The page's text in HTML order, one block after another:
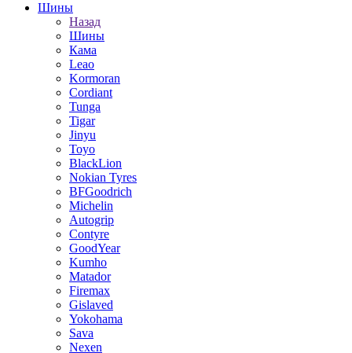
Шины
Назад
Шины
Кама
Leao
Kormoran
Cordiant
Tunga
Tigar
Jinyu
Toyo
BlackLion
Nokian Tyres
BFGoodrich
Michelin
Autogrip
Contyre
GoodYear
Kumho
Matador
Firemax
Gislaved
Yokohama
Sava
Nexen